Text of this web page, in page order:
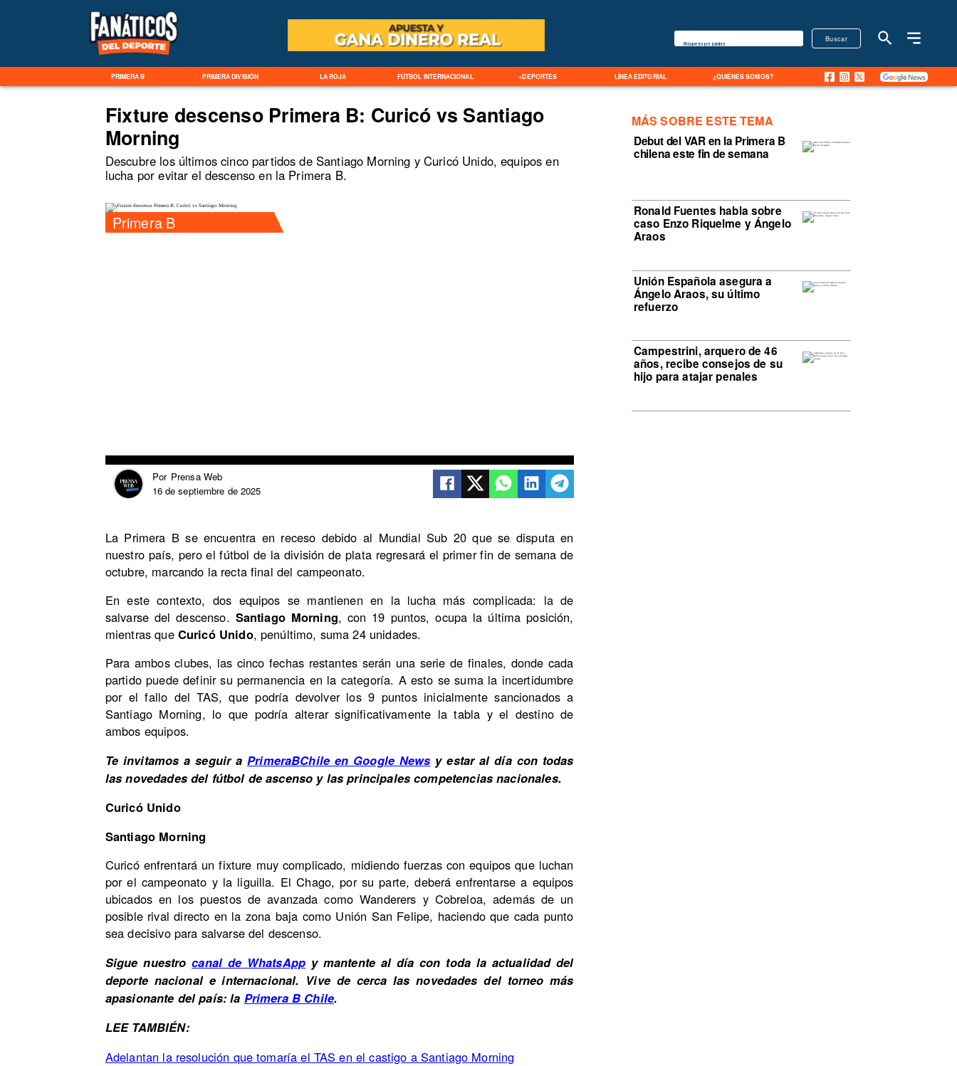
PRIMERA B PRIMERA DIVISIÓN LA ROJA FÚTBOL INTERNACIONAL +DEPORTES LÍNEA EDITORIAL ¿QUIÉNES SOMOS?
Buscar
Búsqueda por palabra
Primera B
Prensa Web
Por
16 de septiembre de 2025
Debut del VAR en la Primera B
chilena este fin de semana
Ronald Fuentes habla sobre
caso Enzo Riquelme y Ángelo
Araos
Unión Española asegura a
Ángelo Araos, su último
refuerzo
Campestrini, arquero de 46
años, recibe consejos de su
hijo para atajar penales
MÁS SOBRE ESTE TEMA
Fixture descenso Primera B: Curicó vs Santiago
Morning
Descubre los últimos cinco partidos de Santiago Morning y Curicó Unido, equipos en
lucha por evitar el descenso en la Primera B.
La Primera B se encuentra en receso debido al Mundial Sub 20 que se disputa en
nuestro país, pero el fútbol de la división de plata regresará el primer fin de semana de
octubre, marcando la recta final del campeonato.
En este contexto, dos equipos se mantienen en la lucha más complicada: la de
salvarse del descenso. Santiago Morning, con 19 puntos, ocupa la última posición,
mientras que Curicó Unido, penúltimo, suma 24 unidades.
Para ambos clubes, las cinco fechas restantes serán una serie de finales, donde cada
partido puede definir su permanencia en la categoría. A esto se suma la incertidumbre
por el fallo del TAS, que podría devolver los 9 puntos inicialmente sancionados a
Santiago Morning, lo que podría alterar significativamente la tabla y el destino de
ambos equipos.
Te invitamos a seguir aPrimeraBChile en Google News y estar al día con todas
las novedades del fútbol de ascenso y las principales competencias nacionales.
Curicó Unido
Santiago Morning
Curicó enfrentará un fixture muy complicado, midiendo fuerzas con equipos que luchan
por el campeonato y la liguilla. El Chago, por su parte, deberá enfrentarse a equipos
ubicados en los puestos de avanzada como Wanderers y Cobreloa, además de un
posible rival directo en la zona baja como Unión San Felipe, haciendo que cada punto
sea decisivo para salvarse del descenso.
Sigue nuestrocanal de WhatsApp y mantente al día con toda la actualidad del
deporte nacional e internacional. Vive de cerca las novedades del torneo más
apasionante del país: la Primera B Chile.
LEE TAMBIÉN:
Adelantan la resolución que tomaría el TAS en el castigo a Santiago Morning